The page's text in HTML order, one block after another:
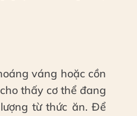
váng hoặc cồn
thấy cơ thể đang
từ thức ăn. Để